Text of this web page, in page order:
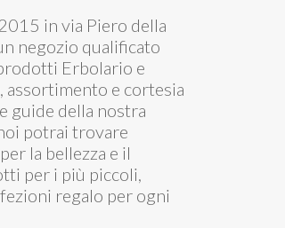
in via Piero della
negozio qualificato
Erbolario e
assortimento e cortesia
guide della nostra
potrai trovare
la bellezza e il
per i più piccoli,
regalo per ogni